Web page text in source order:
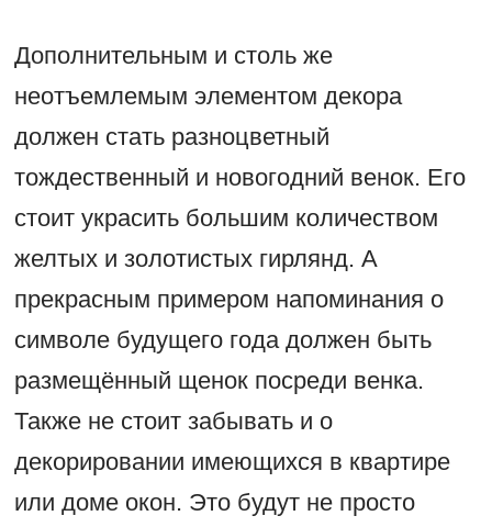
Дополнительным и столь же
неотъемлемым элементом декора
должен стать разноцветный
тождественный и новогодний венок. Его
стоит украсить большим количеством
желтых и золотистых гирлянд. А
прекрасным примером напоминания о
символе будущего года должен быть
размещённый щенок посреди венка.
Также не стоит забывать и о
декорировании имеющихся в квартире
или доме окон. Это будут не просто